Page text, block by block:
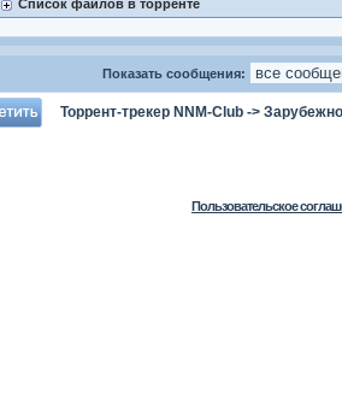
Список файлов в торренте
Показать сообщения:
Торрент-трекер NNM-Club ->
Пользовательское